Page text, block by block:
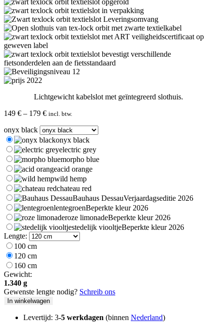
Lichtgewicht kabelslot met geïntegreerd slothuis.
149 € – 179 €Prijsklasse:
tot
179 €
incl. btw.
onyx black
onyx black
electric grey
morpho blue
acid orange
wild hemp
chateau red
Bauhaus DessauVerjaardagseditie 2026
lentegroenBeperkte kleur 2026
roze limonadeBeperkte kleur 2026
stedelijk viooltjeBeperkte kleur 2026
Lengte:
100 cm
120 cm
160 cm
Gewicht:
1.340 g
Gewenste lengte nodig? Schreib ons
In winkelwagen
Levertijd: 3-5 werkdagen (binnen Nederland)